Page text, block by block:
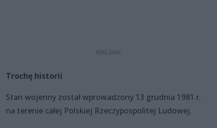
Trochę historii
Stan wojenny został wprowadzony 13 grudnia 1981 r.
na terenie całej Polskiej Rzeczypospolitej Ludowej.